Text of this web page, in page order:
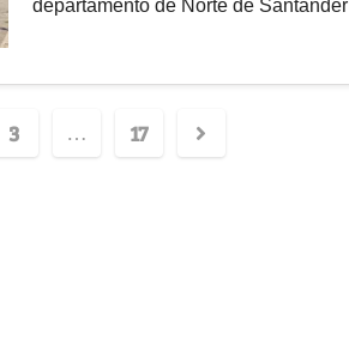
departamento de Norte de Santander
3 … 17